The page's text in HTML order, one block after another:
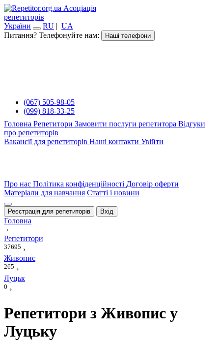
Асоціація
репетиторів
України
RU | UA
Питання? Телефонуйте нам:
Наші телефони
(067) 505-98-05
(099) 818-33-25
Головна Репетитори Замовити послуги репетитора Відгуки
про репетиторів
Вакансії для репетиторів Наші контакти Увійти
Про нас Політика конфіденційності Договір оферти
Матеріали для навчання Статті і новини
Реєстрація для репетиторів Вхід
Головна
›
Репетитори
37695 ›
Живопис
265 ›
Луцьк
0 ›
Репетитори з Живопис у
Луцьку